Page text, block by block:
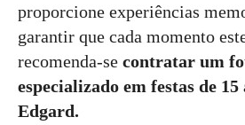
proporcione experiências
garantir que cada momento
recomenda-se contratar um
especializado em festas de 15
Edgard.